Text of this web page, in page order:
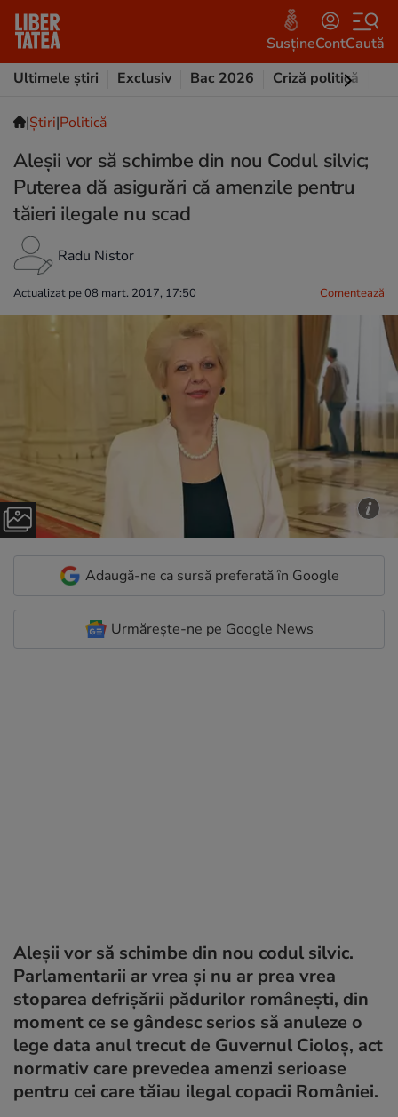
SusțineContCaută
Ultimele știri
Exclusiv Bac 2026 Criză politică
|Ştiri|Politică
Aleșii vor să schimbe din nou Codul silvic;
Puterea dă asigurări că amenzile pentru
tăieri ilegale nu scad
Radu Nistor
Actualizat pe 08 mart. 2017, 17:50 Comentează
Adaugă-ne ca sursă preferată în Google
Urmărește-ne pe Google News
Aleșii vor să schimbe din nou codul silvic.
Parlamentarii ar vrea și nu ar prea vrea
stoparea defrișării pădurilor românești, din
moment ce se gândesc serios să anuleze o
lege data anul trecut de Guvernul Cioloș, act
normativ care prevedea amenzi serioase
pentru cei care tăiau ilegal copacii României.